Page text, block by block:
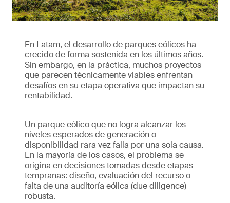
En Latam, el desarrollo de parques eólicos ha
crecido de forma sostenida en los últimos años.
Sin embargo, en la práctica, muchos proyectos
que parecen técnicamente viables enfrentan
desafíos en su etapa operativa que impactan su
rentabilidad.
Un parque eólico que no logra alcanzar los
niveles esperados de generación o
disponibilidad rara vez falla por una sola causa.
En la mayoría de los casos, el problema se
origina en decisiones tomadas desde etapas
tempranas: diseño, evaluación del recurso o
falta de una auditoría eólica (due diligence)
robusta.